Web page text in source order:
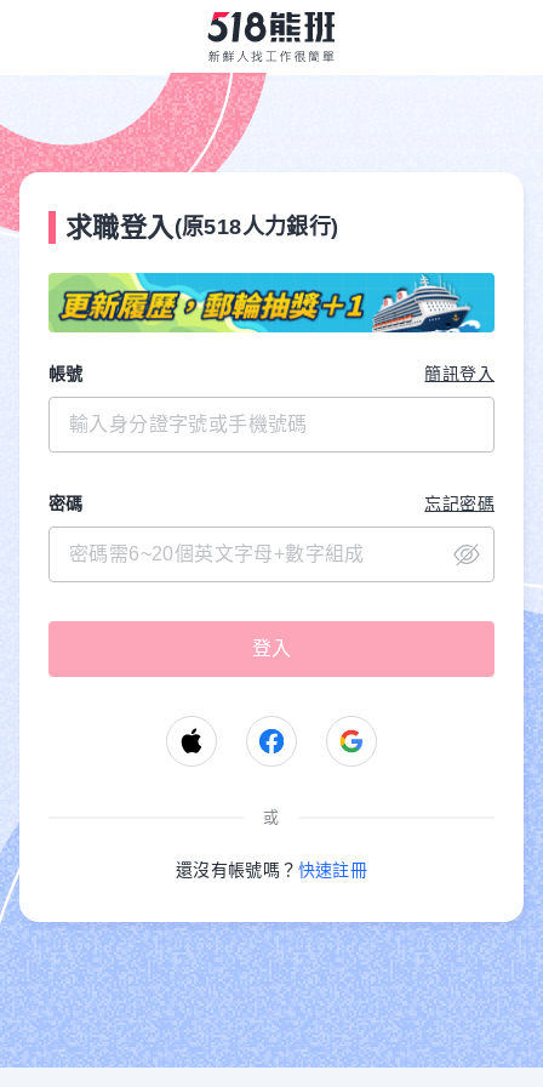
求職登入 (原518人力銀行)
帳號 簡訊登入
密碼 忘記密碼
或
還沒有帳號嗎？ 快速註冊